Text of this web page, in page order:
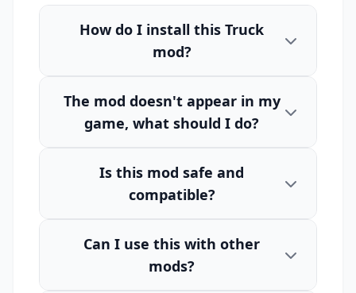
How do I install this Truck
mod?
The mod doesn't appear in my
game, what should I do?
Is this mod safe and
compatible?
Can I use this with other
mods?